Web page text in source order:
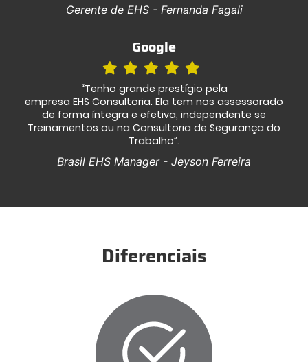
Gerente de EHS - Fernanda Fagali
Google
“Tenho grande prestígio pela
empresa EHS Consultoria. Ela tem nos assessorado
de forma íntegra e efetiva, independente se
Treinamentos ou na Consultoria de Segurança do
Trabalho”.
Brasil EHS Manager - Jeyson Ferreira
Diferenciais